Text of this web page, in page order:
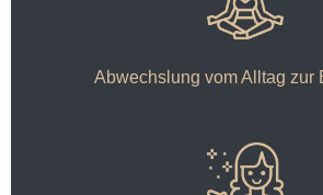
Abwechslung vom Alltag zur